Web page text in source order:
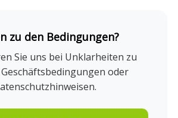
zu den Bedingungen?
Sie uns bei Unklarheiten zu
oder